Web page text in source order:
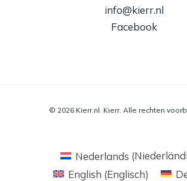
info@kierr.nl
Facebook
© 2026 Kierr.nl. Kierr. Alle rechten
Nederlands (
English (Englisch)